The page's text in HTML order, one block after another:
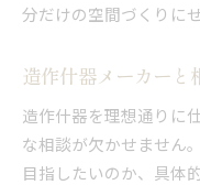
分だけの空間づくりに
造作什器メーカーと
造作什器を理想通りに
な相談が欠かせません
目指したいのか、具体